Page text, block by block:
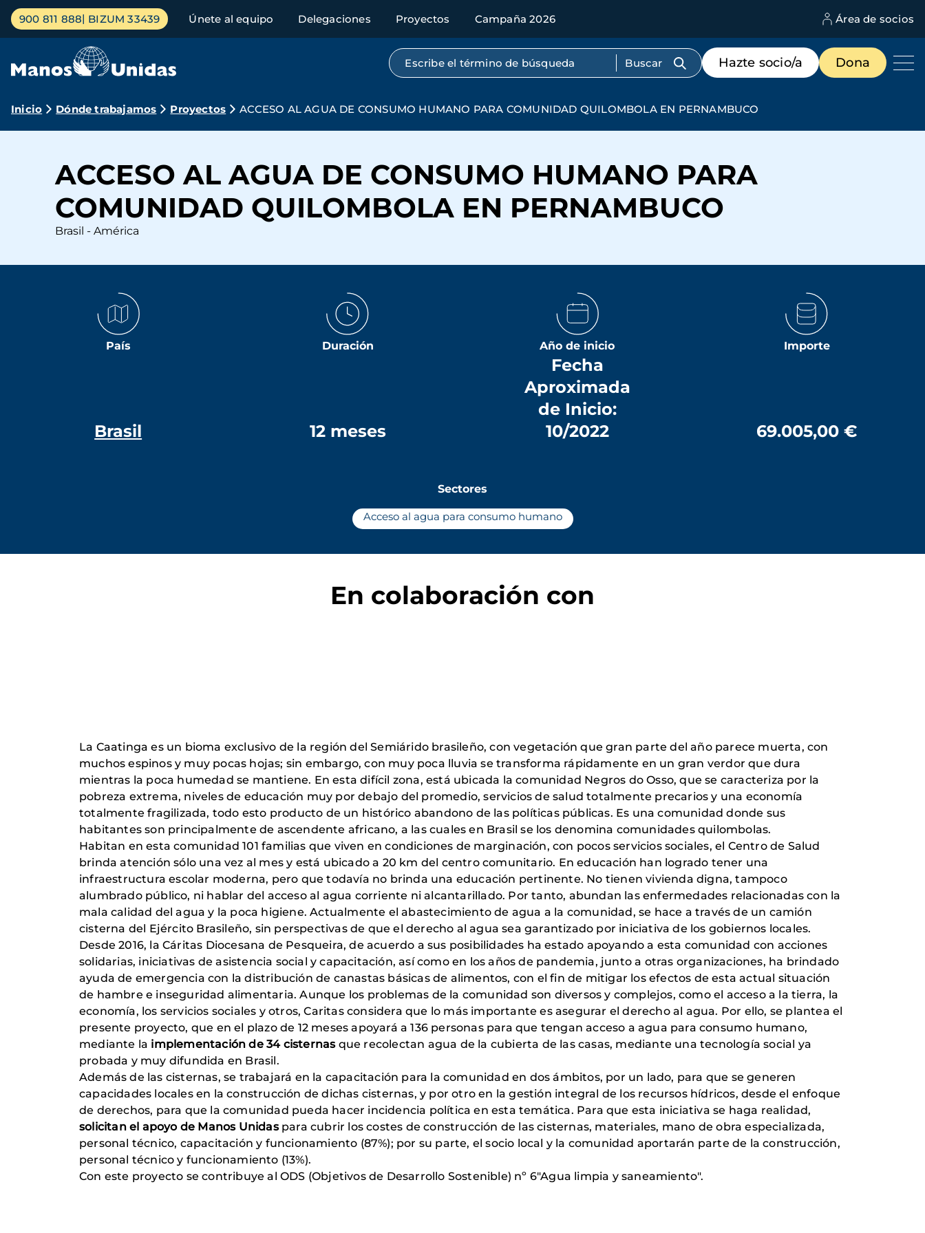
Pasar
contenido
Menú
principal
900 811 888 BIZUM 33439 Únete al equipo Delegaciones Proyectos Campaña 2026 Área de socios
Búsqueda por texto completo
Menú
de
destacados
Hazte socio/a Dona
Ruta
navegación
Inicio Dónde trabajamos Proyectos ACCESO AL AGUA DE CONSUMO HUMANO PARA COMUNIDAD QUILOMBOLA EN PERNAMBUCO
ACCESO AL AGUA DE CONSUMO HUMANO PARA
COMUNIDAD QUILOMBOLA EN PERNAMBUCO
Brasil - América
País
Brasil
Duración
12 meses
Año de inicio
Fecha
Aproximada
de Inicio:
10/2022
Importe
69.005,00 €
Sectores
Acceso al agua para consumo humano
En colaboración con
La Caatinga es un bioma exclusivo de la región del Semiárido brasileño, con vegetación que gran parte del año parece muerta, con
muchos espinos y muy pocas hojas; sin embargo, con muy poca lluvia se transforma rápidamente en un gran verdor que dura
mientras la poca humedad se mantiene. En esta difícil zona, está ubicada la comunidad Negros do Osso, que se caracteriza por la
pobreza extrema, niveles de educación muy por debajo del promedio, servicios de salud totalmente precarios y una economía
totalmente fragilizada, todo esto producto de un histórico abandono de las políticas públicas. Es una comunidad donde sus
habitantes son principalmente de ascendente africano, a las cuales en Brasil se los denomina comunidades quilombolas.
Habitan en esta comunidad 101 familias que viven en condiciones de marginación, con pocos servicios sociales, el Centro de Salud
brinda atención sólo una vez al mes y está ubicado a 20 km del centro comunitario. En educación han logrado tener una
infraestructura escolar moderna, pero que todavía no brinda una educación pertinente. No tienen vivienda digna, tampoco
alumbrado público, ni hablar del acceso al agua corriente ni alcantarillado. Por tanto, abundan las enfermedades relacionadas con la
mala calidad del agua y la poca higiene. Actualmente el abastecimiento de agua a la comunidad, se hace a través de un camión
cisterna del Ejército Brasileño, sin perspectivas de que el derecho al agua sea garantizado por iniciativa de los gobiernos locales.
Desde 2016, la Cáritas Diocesana de Pesqueira, de acuerdo a sus posibilidades ha estado apoyando a esta comunidad con acciones
solidarias, iniciativas de asistencia social y capacitación, así como en los años de pandemia, junto a otras organizaciones, ha brindado
ayuda de emergencia con la distribución de canastas básicas de alimentos, con el fin de mitigar los efectos de esta actual situación
de hambre e inseguridad alimentaria. Aunque los problemas de la comunidad son diversos y complejos, como el acceso a la tierra, la
economía, los servicios sociales y otros, Caritas considera que lo más importante es asegurar el derecho al agua. Por ello, se plantea el
presente proyecto, que en el plazo de 12 meses apoyará a 136 personas para que tengan acceso a agua para consumo humano,
mediante la implementación de 34 cisternasque recolectan agua de la cubierta de las casas, mediante una tecnología social ya
probada y muy difundida en Brasil.
Además de las cisternas, se trabajará en la capacitación para la comunidad en dos ámbitos, por un lado, para que se generen
capacidades locales en la construcción de dichas cisternas, y por otro en la gestión integral de los recursos hídricos, desde el enfoque
de derechos, para que la comunidad pueda hacer incidencia política en esta temática. Para que esta iniciativa se haga realidad,
solicitan el apoyo de Manos Unidaspara cubrir los costes de construcción de las cisternas, materiales, mano de obra especializada,
personal técnico, capacitación y funcionamiento (87%); por su parte, el socio local y la comunidad aportarán parte de la construcción,
personal técnico y funcionamiento (13%).
Con este proyecto se contribuye al ODS (Objetivos de Desarrollo Sostenible) nº 6"Agua limpia y saneamiento".